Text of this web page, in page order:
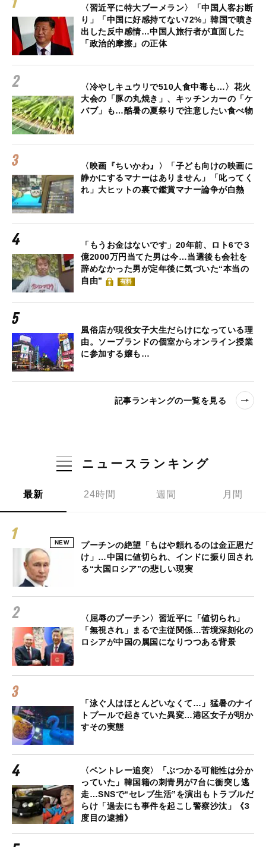
〈習近平に特大ブーメラン〉「中国人客お断
り」「中国に好感持てない72%」韓国で噴き
出した反中感情…中国人旅行者が直面した
「政治的摩擦」の正体
〈冷やしキュウリで510人食中毒も…〉花火
大会の「豚の丸焼き」、キッチンカーの「ケ
バブ」も…酷暑の夏祭りで注意したい食べ物
〈映画『ちいかわ』〉「子ども向けの映画に
静かにするマナーはありません」「叱ってく
れ」大ヒットの裏で鑑賞マナー論争が白熱
「もうお金はないです」20年前、ロト6で３
億2000万円当てた男は今…当選後も会社を
辞めなかった男が定年後に気づいた“本当の
自由”
有料
風俗店が現役女子大生だらけになっている理
由。ソープランドの個室からオンライン授業
に参加する嬢も…
記事ランキングの一覧を見る
ニュースランキング
最新 24時間 週間 月間
NEW
プーチンの絶望「もはや頼れるのは金正恩だ
け」…中国に値切られ、インドに振り回され
る“大国ロシア”の悲しい現実
〈屈辱のプーチン〉習近平に「値切られ」
「無視され」まるで主従関係…苦境深刻化の
ロシアが中国の属国になりつつある背景
「泳ぐ人はほとんどいなくて…」猛暑のナイ
トプールで起きていた異変…港区女子が明か
すその実態
〈ベントレー追突〉「ぶつかる可能性は分か
っていた」韓国籍の刺青男が7台に衝突し逃
走…SNSで“セレブ生活”を演出もトラブルだ
らけ「過去にも事件を起こし警察沙汰」《3
度目の逮捕》